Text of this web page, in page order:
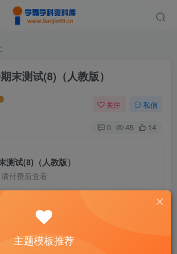
末测试(8)（人教版）
关注 私信
0 45 14
测试(8)（人教版）
付费后查看
9.9
暂时无法购买，请与站长联系
主题模板推荐